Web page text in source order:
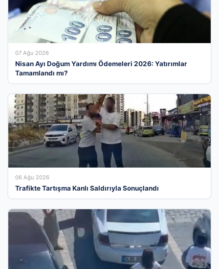
07 Ağu 2026
Nisan Ayı Doğum Yardımı Ödemeleri 2026: Yatırımlar
Tamamlandı mı?
06 Ağu 2026
Trafikte Tartışma Kanlı Saldırıyla Sonuçlandı